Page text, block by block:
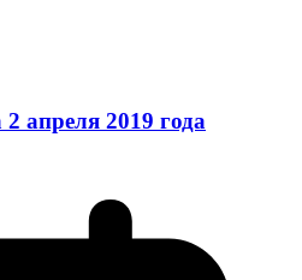
апреля 2019 года